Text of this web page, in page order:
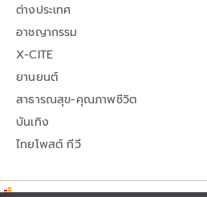
ต่างประเทศ
อาชญากรรม
X-CITE
ยานยนต์
สาธารณสุข-คุณภาพชีวิต
บันเทิง
ไทยโพสต์ ทีวี